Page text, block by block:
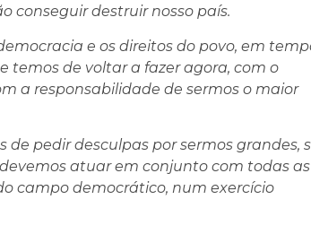
conseguir destruir nosso país.
e os direitos do povo, em
temos de voltar a fazer agora, com o
a responsabilidade de sermos o maior
de pedir desculpas por sermos grandes,
atuar em conjunto com todas as
campo democrático, num exercício